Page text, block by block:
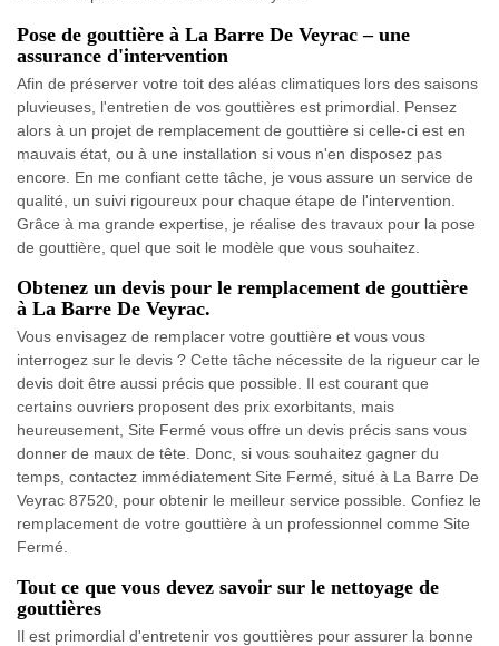
Pose de gouttière à La Barre De Veyrac – une
assurance d'intervention
Afin de préserver votre toit des aléas climatiques lors des saisons
pluvieuses, l'entretien de vos gouttières est primordial. Pensez
alors à un projet de remplacement de gouttière si celle-ci est en
mauvais état, ou à une installation si vous n'en disposez pas
encore. En me confiant cette tâche, je vous assure un service de
qualité, un suivi rigoureux pour chaque étape de l'intervention.
Grâce à ma grande expertise, je réalise des travaux pour la pose
de gouttière, quel que soit le modèle que vous souhaitez.
Obtenez un devis pour le remplacement de gouttière
à La Barre De Veyrac.
Vous envisagez de remplacer votre gouttière et vous vous
interrogez sur le devis ? Cette tâche nécessite de la rigueur car le
devis doit être aussi précis que possible. Il est courant que
certains ouvriers proposent des prix exorbitants, mais
heureusement, Site Fermé vous offre un devis précis sans vous
donner de maux de tête. Donc, si vous souhaitez gagner du
temps, contactez immédiatement Site Fermé, situé à La Barre De
Veyrac 87520, pour obtenir le meilleur service possible. Confiez le
remplacement de votre gouttière à un professionnel comme Site
Fermé.
Tout ce que vous devez savoir sur le nettoyage de
gouttières
Il est primordial d'entretenir vos gouttières pour assurer la bonne